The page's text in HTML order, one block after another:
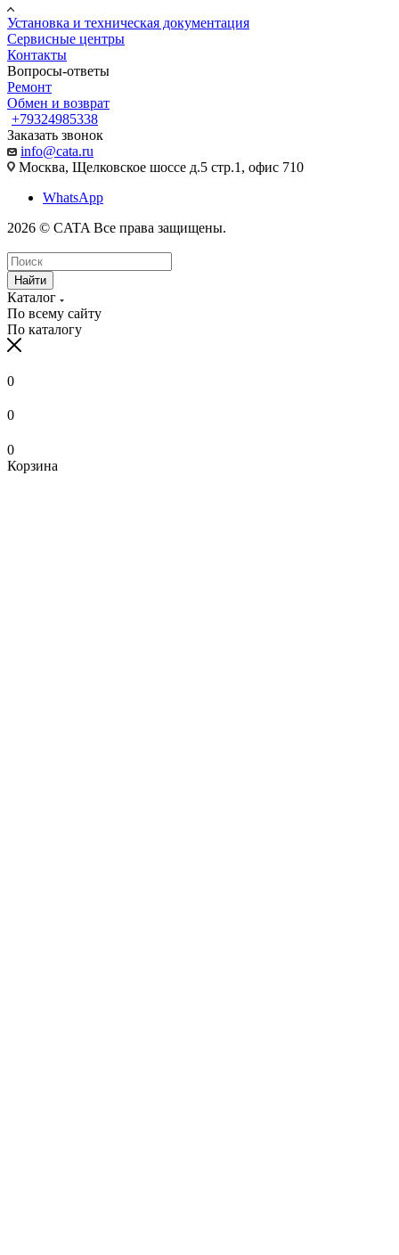
Установка и техническая документация
Сервисные центры
Контакты
Вопросы-ответы
Ремонт
Обмен и возврат
+79324985338
Заказать звонок
info@cata.ru
Москва, Щелковское шоссе д.5 стр.1, офис 710
WhatsApp
2026 © CATA Все права защищены.
Найти
Каталог
По всему сайту
По каталогу
0
0
0
Корзина